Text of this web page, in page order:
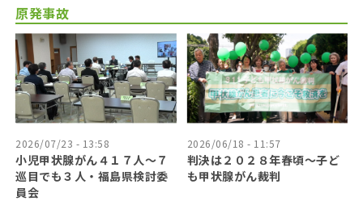
原発事故
2026/07/23 - 13:58
小児甲状腺がん４１７人〜７
巡目でも３人・福島県検討委
員会
2026/06/18 - 11:57
判決は２０２８年春頃〜子ど
も甲状腺がん裁判